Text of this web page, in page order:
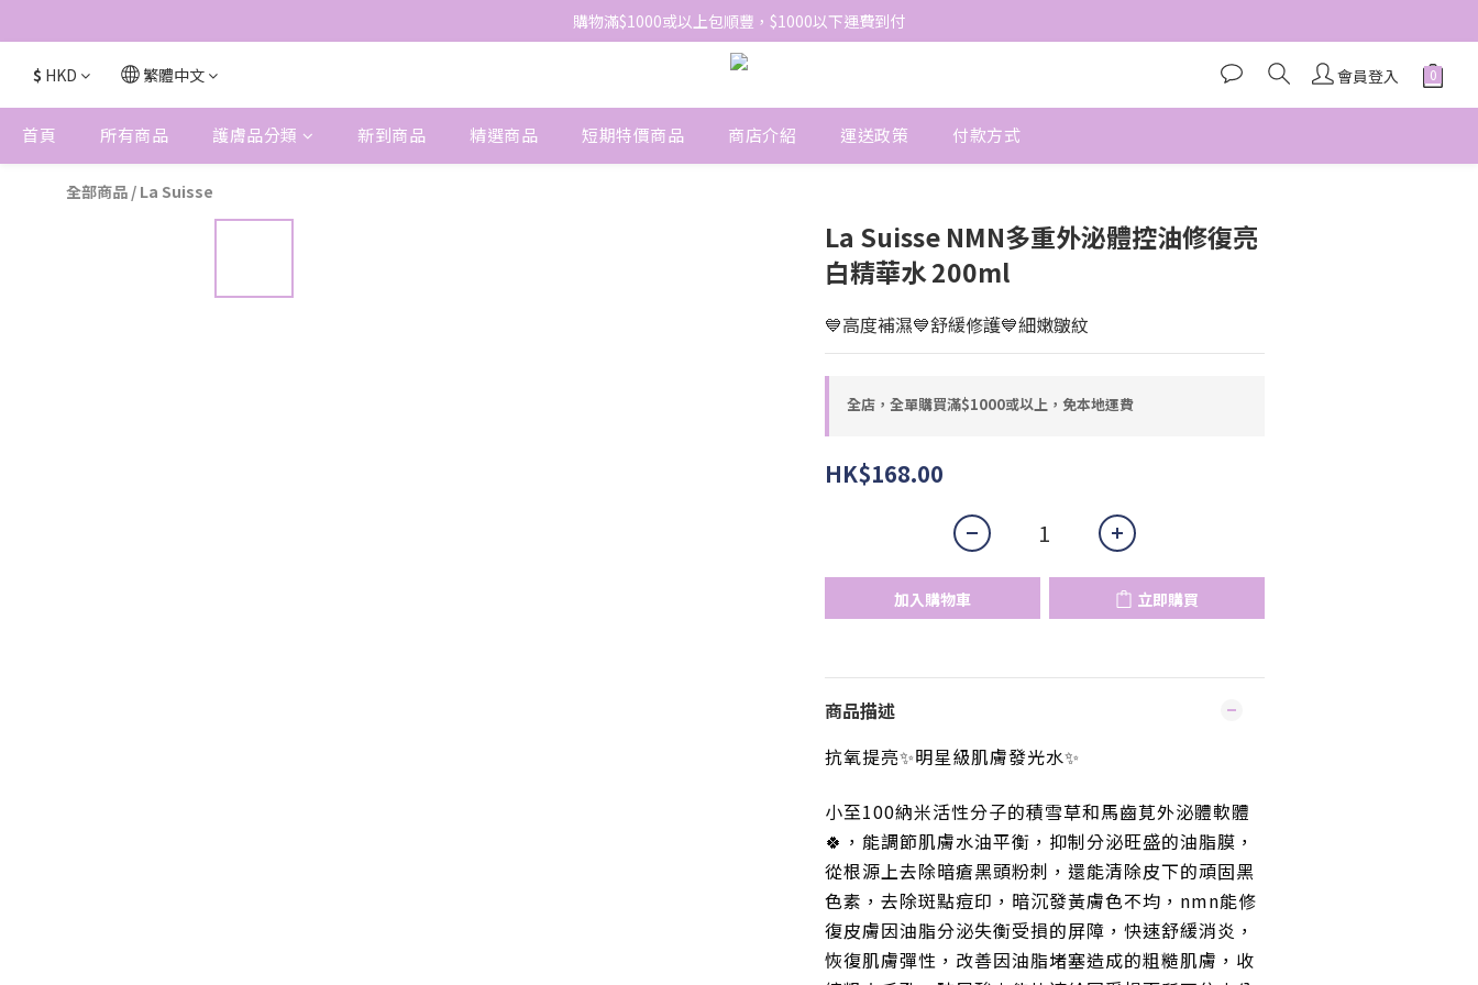
網站免費登記會員，會員優惠價於結帳時自動扣減
購物滿$1000或以上包順豐，$1000以下運費到付
網站免費登記會員，會員優惠價於結帳時自動扣減
$ HKD 繁體中文 會員登入
首頁 所有商品 護膚品分類 新到商品 精選商品 短期特價商品 商店介紹 運送政策 付款方式
全部商品 / La Suisse
La Suisse NMN多重外泌體控油修復亮
白精華水 200ml
💙高度補濕💙舒緩修護💙細嫩皺紋
全店，全單購買滿$1000或以上，免本地運費
HK$168.00
加入購物車 立即購買
商品描述
抗氧提亮✨明星級肌膚發光水✨
小至100納米活性分子的積雪草和馬齒莧外泌體軟體
🍀，能調節肌膚水油平衡，抑制分泌旺盛的油脂膜，
從根源上去除暗瘡黑頭粉刺，還能清除皮下的頑固黑
色素，去除斑點痘印，暗沉發黃膚色不均，nmn能修
復皮膚因油脂分泌失衡受損的屏障，快速舒緩消炎，
恢復肌膚彈性，改善因油脂堵塞造成的粗糙肌膚，收